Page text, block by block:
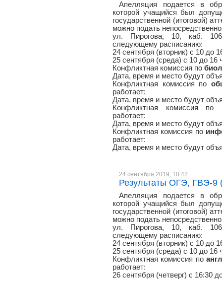
Апелляция подается в
которой учащийся был
государственной (итоговой)
можно подать
ул. Пирогова, 10, каб.
следующему расписанию:
24 сентября (вторник) с 10 до
25 сентября (среда) с 10 до 16
Конфликтная комиссия по
Дата, время и место будут
Конфликтная комиссия по
работает:
Дата, время и место будут
Конфликтная комиссия по
работает:
Дата, время и место будут
Конфликтная комиссия по
работает:
Дата, время и место будут
24 сентября 2019, 10:42
Результаты ОГЭ, ГВЭ-9
Апелляция подается в
которой учащийся был
государственной (итоговой)
можно подать
ул. Пирогова, 10, каб.
следующему расписанию:
24 сентября (вторник) с 10 до
25 сентября (среда) с 10 до 16
Конфликтная комиссия по
работает:
26 сентября (четверг) с 16:30